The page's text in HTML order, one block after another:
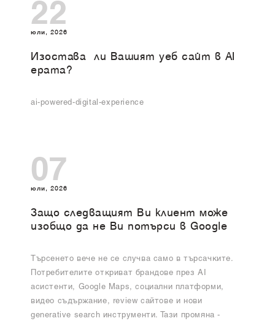
22
юли, 2026
Изоставa ли Вашият уеб сайт в AI
ерата?
ai-powered-digital-experience
07
юли, 2026
Защо следващият Ви клиент може
изобщо да не Ви потърси в Google
Търсенето вече не се случва само в търсачките.
Потребителите откриват брандове през AI
асистенти, Google Maps, социални платформи,
видео съдържание, review сайтове и нови
generative search инструменти. Тази промяна -